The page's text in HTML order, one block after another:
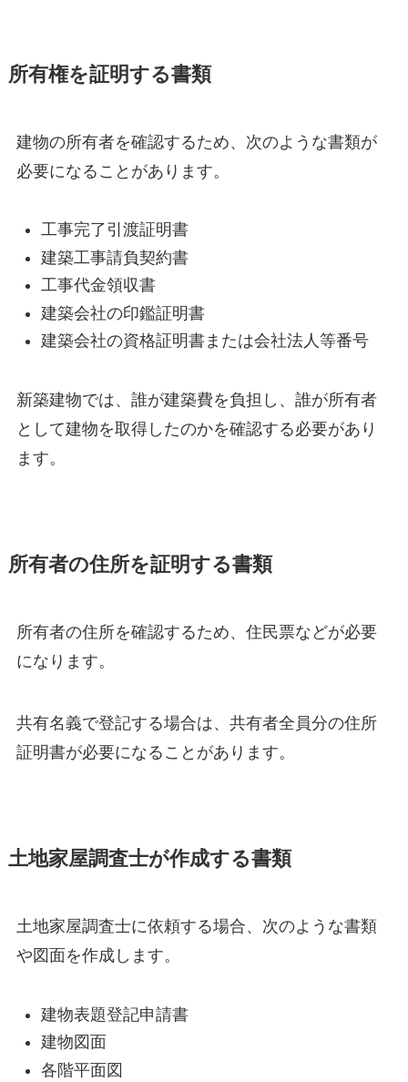
所有権を証明する書類
建物の所有者を確認するため、次のような書類が
必要になることがあります。
工事完了引渡証明書
建築工事請負契約書
工事代金領収書
建築会社の印鑑証明書
建築会社の資格証明書または会社法人等番号
新築建物では、誰が建築費を負担し、誰が所有者
として建物を取得したのかを確認する必要があり
ます。
所有者の住所を証明する書類
所有者の住所を確認するため、住民票などが必要
になります。
共有名義で登記する場合は、共有者全員分の住所
証明書が必要になることがあります。
土地家屋調査士が作成する書類
土地家屋調査士に依頼する場合、次のような書類
や図面を作成します。
建物表題登記申請書
建物図面
各階平面図